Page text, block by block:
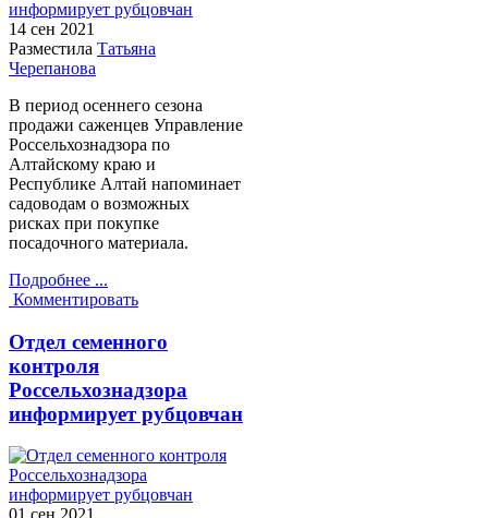
14 сен 2021
Разместила Татьяна
Черепанова
В период осеннего сезона
продажи саженцев Управление
Россельхознадзора по
Алтайскому краю и
Республике Алтай напоминает
садоводам о возможных
рисках при покупке
посадочного материала.
Подробнее ...
Комментировать
Отдел семенного
контроля
Россельхознадзора
информирует рубцовчан